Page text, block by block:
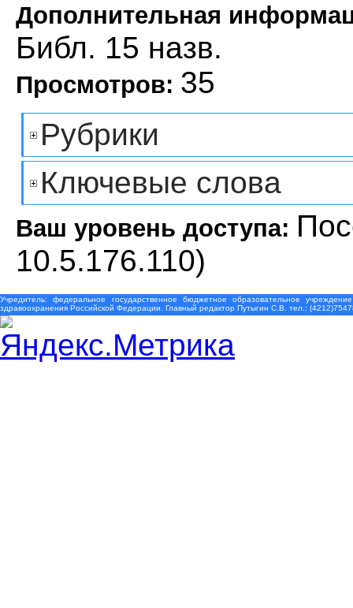
Дополнительная
Библ. 15 назв.
Просмотров: 35
Рубрики
Ключевые слова
Ваш уровень доступа:
10.5.176.110)
Учредитель: федеральное государственное бюджетное образовательное
здравоохранения Российской Федерации. Главный редактор Путыгин С.В. тел.: